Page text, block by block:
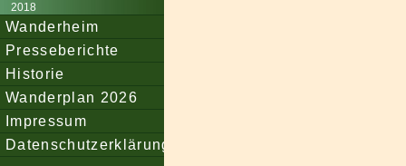
2018
Wanderheim
Presseberichte
Historie
Wanderplan 2026
Impressum
Datenschutzerklärung